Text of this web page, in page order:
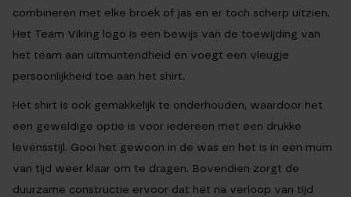
combineren met elke broek of jas en er toch scherp uitzien.
Het Team Viking logo is een bewijs van de toewijding van
het team aan uitmuntendheid en voegt een vleugje
persoonlijkheid toe aan het shirt.
Het shirt is ook gemakkelijk te onderhouden, waardoor het
een geweldige optie is voor iedereen met een drukke
levensstijl. Gooi het gewoon in de was en het is in een mum
van tijd weer klaar om te dragen. Bovendien zorgt de
duurzame constructie ervoor dat het na verloop van tijd